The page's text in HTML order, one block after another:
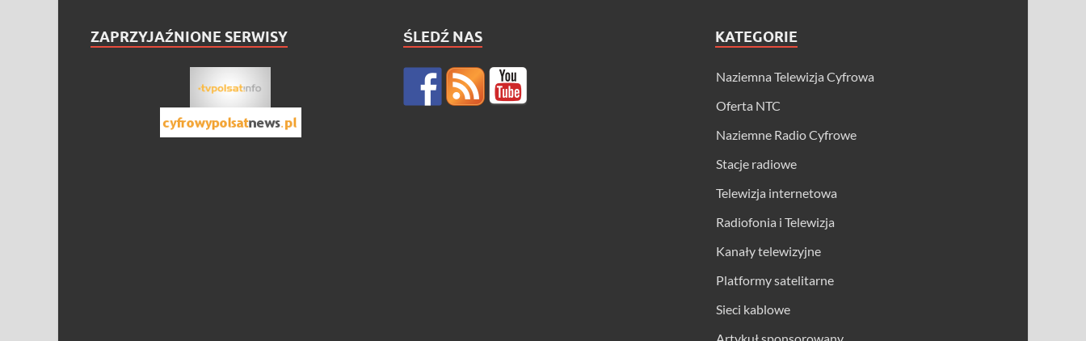
ZAPRZYJAŹNIONE SERWISY ŚLEDŹ NAS KATEGORIE
Naziemna Telewizja Cyfrowa
Oferta NTC
Naziemne Radio Cyfrowe
Stacje radiowe
Telewizja internetowa
Radiofonia i Telewizja
Kanały telewizyjne
Platformy satelitarne
Sieci kablowe